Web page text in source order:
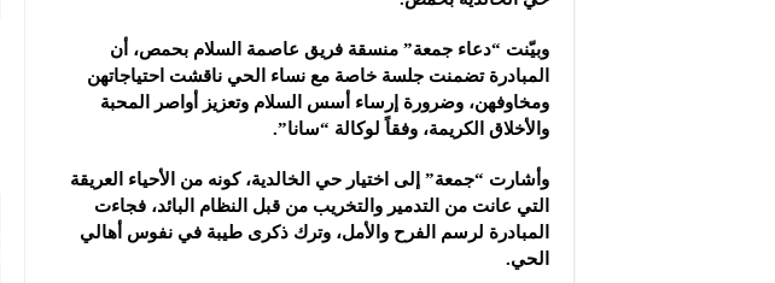
وبيّنت “دعاء جمعة” منسقة فريق عاصمة السلام بحمص، أن
المبادرة تضمنت جلسة خاصة مع نساء الحي ناقشت احتياجاتهن
ومخاوفهن، وضرورة إرساء أسس السلام وتعزيز أواصر المحبة
والأخلاق الكريمة، وفقاً لوكالة “سانا”.
وأشارت “جمعة” إلى اختيار حي الخالدية، كونه من الأحياء العريقة
التي عانت من التدمير والتخريب من قبل النظام البائد، فجاءت
المبادرة لرسم الفرح والأمل، وترك ذكرى طيبة في نفوس أهالي
الحي.